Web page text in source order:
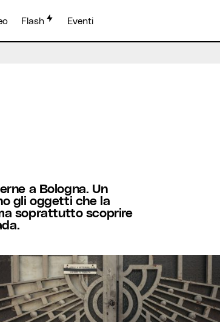
Flash Eventi
a Bologna. Un
gli oggetti che la
soprattutto scoprire